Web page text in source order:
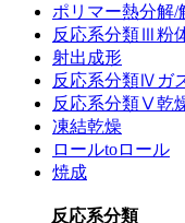
ポリマー熱分解/
反応系分類Ⅲ粉
射出成形
反応系分類Ⅳガ
反応系分類Ⅴ乾
凍結乾燥
ロールtoロール
焼成
反応系分類